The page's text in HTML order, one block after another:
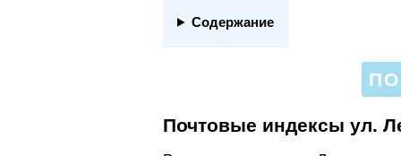
Содержание
Почтовые индексы ул.